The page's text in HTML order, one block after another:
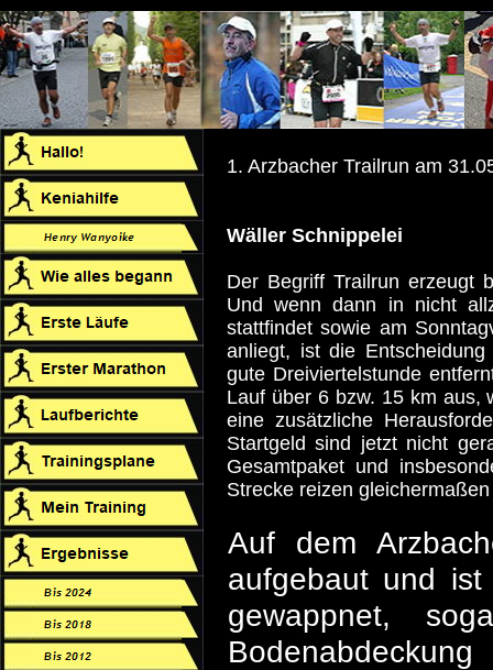
1. Arzbacher Trailrun am
Wäller Schnippelei
Der Begriff Trailrun erzeugt
Und wenn dann in nicht
stattfindet sowie am
anliegt, ist die
gute Dreiviertelstunde
Lauf über 6 bzw. 15 km aus,
eine zusätzliche
Startgeld sind jetzt nicht
Gesamtpaket und
Strecke reizen
Auf dem
aufgebaut und
gewappnet,